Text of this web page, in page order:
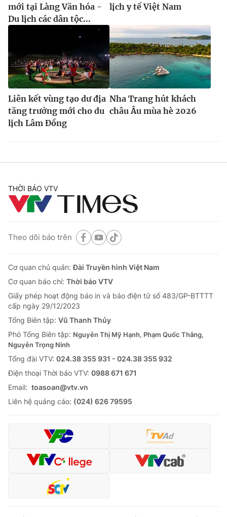
mới tại Làng Văn hóa -
Du lịch các dân tộc...
lịch y tế Việt Nam
Liên kết vùng tạo dư địa
tăng trưởng mới cho du
lịch Lâm Đồng
Nha Trang hút khách
châu Âu mùa hè 2026
THỜI BÁO VTV
Theo dõi báo trên
Cơ quan chủ quản:Đài Truyền hình Việt Nam
Cơ quan báo chí: Thời báo VTV
Giấy phép hoạt động báo in và báo điện tử số 483/GP-BTTTT
cấp ngày 29/12/2023
Tổng Biên tập: Vũ Thanh Thủy
Phó Tổng Biên tập: Nguyễn Thị Mỹ Hạnh, Phạm Quốc Thắng,
Nguyễn Trọng Ninh
Tổng đài VTV: 024.38 355 931 - 024.38 355 932
Ðiện thoại Thời báo VTV: 0988 671 671
Email: toasoan@vtv.vn
Liên hệ quảng cáo: (024) 626 79595